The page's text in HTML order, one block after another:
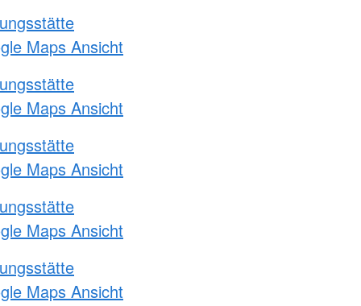
Maps Ansicht
Maps Ansicht
Maps Ansicht
Maps Ansicht
Maps Ansicht